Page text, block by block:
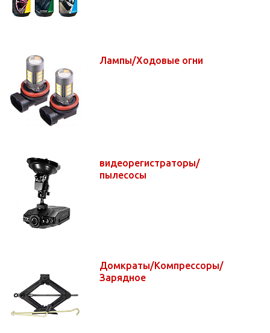
Лампы/Ходовые огни
видеорегистраторы/
пылесосы
Домкраты/Компрессоры/
Зарядное